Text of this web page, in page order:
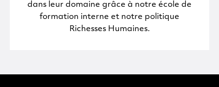
dans leur domaine grâce à notre école de
formation interne et notre politique
Richesses Humaines.